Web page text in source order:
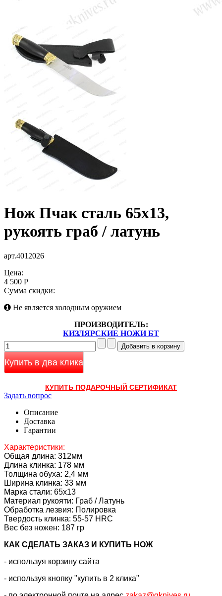
Нож Пчак сталь 65х13,
рукоять граб / латунь
арт.4012026
Цена:
4 500 Р
Сумма скидки:
Не является холодным оружием
ПРОИЗВОДИТЕЛЬ:
КИЗЛЯРСКИЕ НОЖИ БТ
Купить в два клика
КУПИТЬ ПОДАРОЧНЫЙ СЕРТИФИКАТ
Задать вопрос
Описание
Доставка
Гарантии
Характеристики:
Общая длина: 312мм
Длина клинка: 178 мм
Толщина обуха: 2,4 мм
Ширина клинка: 33 мм
Марка стали: 65х13
Материал рукояти: Граб / Латунь
Обработка лезвия: Полировка
Твердость клинка: 55-57 HRC
Вес без ножен: 187 гр
КАК CДЕЛАТЬ ЗАКАЗ И КУПИТЬ НОЖ
- используя корзину сайта
- используя кнопку "купить в 2 клика"